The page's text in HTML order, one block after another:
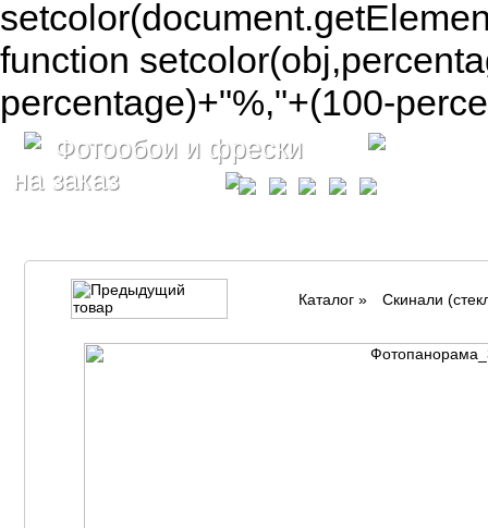
function
percentage)+"%,"+(100-
Фотообои и фрески
на заказ
Каталог» Cкинали